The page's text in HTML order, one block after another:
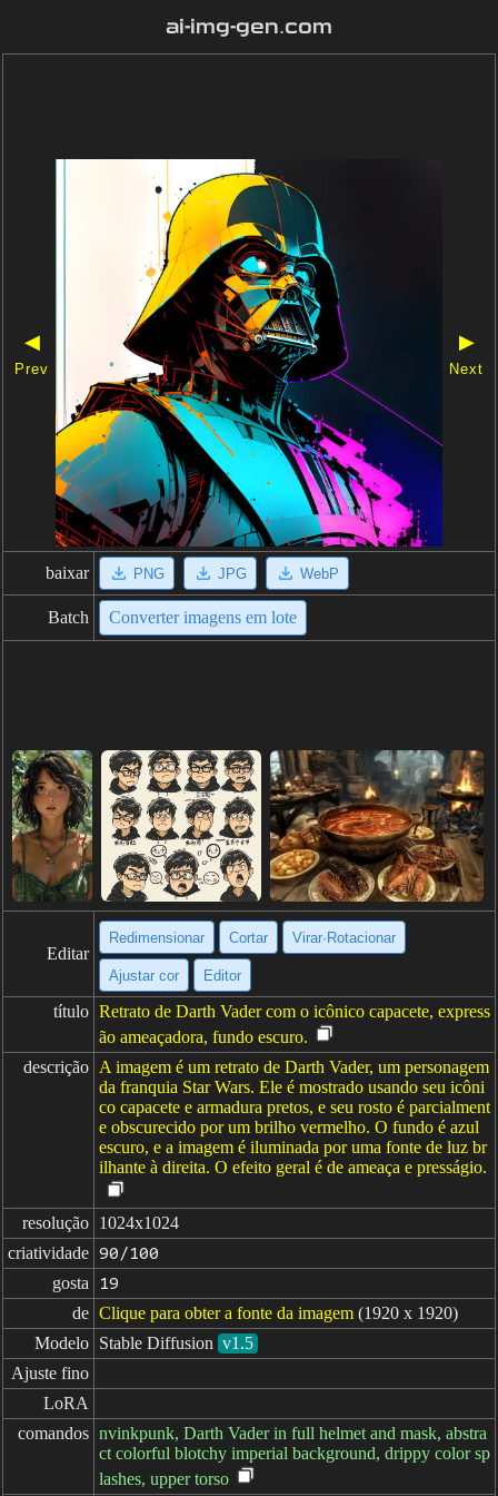
ai-img-gen.com
◀
Prev
▶
Next
baixar PNG JPG WebP
Batch Converter imagens em lote
Editar
Redimensionar Cortar Virar·Rotacionar
Ajustar cor Editor
título Retrato de Darth Vader com o icônico capacete, express
ão ameaçadora, fundo escuro.
descrição A imagem é um retrato de Darth Vader, um personagem
da franquia Star Wars. Ele é mostrado usando seu icôni
co capacete e armadura pretos, e seu rosto é parcialment
e obscurecido por um brilho vermelho. O fundo é azul
escuro, e a imagem é iluminada por uma fonte de luz br
ilhante à direita. O efeito geral é de ameaça e presságio.
resolução 1024x1024
criatividade 90/100
gosta 19
de Clique para obter a fonte da imagem (1920 x 1920)
Modelo Stable Diffusion v1.5
Ajuste fino
LoRA
comandos nvinkpunk, Darth Vader in full helmet and mask, abstra
ct colorful blotchy imperial background, drippy color sp
lashes, upper torso